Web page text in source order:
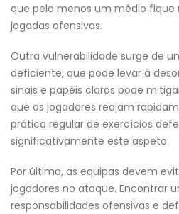
que pelo menos um médio fique
jogadas ofensivas.
Outra vulnerabilidade surge de
deficiente, que pode levar à
sinais e papéis claros pode
que os jogadores reajam
prática regular de exercícios
significativamente este aspeto.
Por último, as equipas devem
jogadores no ataque. Encontrar
responsabilidades ofensivas e